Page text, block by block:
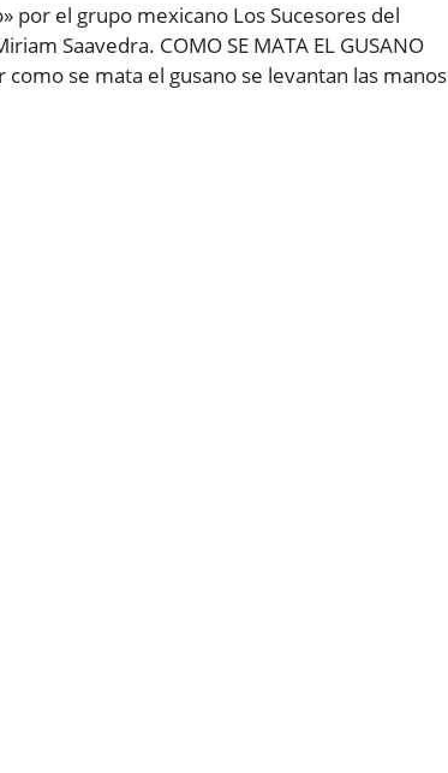
por el grupo mexicano Los Sucesores del
Saavedra. COMO SE MATA EL GUSANO
se mata el gusano se levantan las manos